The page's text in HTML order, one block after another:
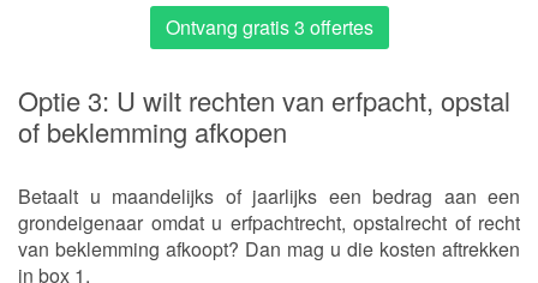
Ontvang gratis 3 offertes
Optie 3: U wilt rechten van erfpacht, opstal
of beklemming afkopen
Betaalt u maandelijks of jaarlijks een bedrag aan een
grondeigenaar omdat u erfpachtrecht, opstalrecht of recht
van beklemming afkoopt? Dan mag u die kosten aftrekken
in box 1.